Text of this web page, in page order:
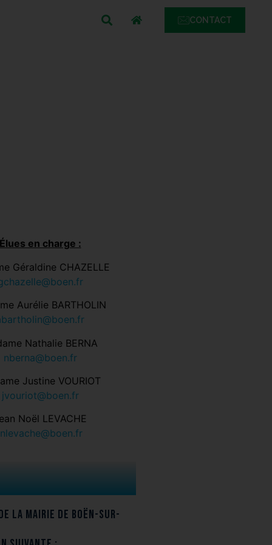
CONTACT
Élues en charge :
Géraldine CHAZELLE
Aurélie BARTHOLIN
Nathalie BERNA
nberna@boen.fr
Justine VOURIOT
jvouriot@boen.fr
Noël LEVACHE
la mairie de Boën-sur-